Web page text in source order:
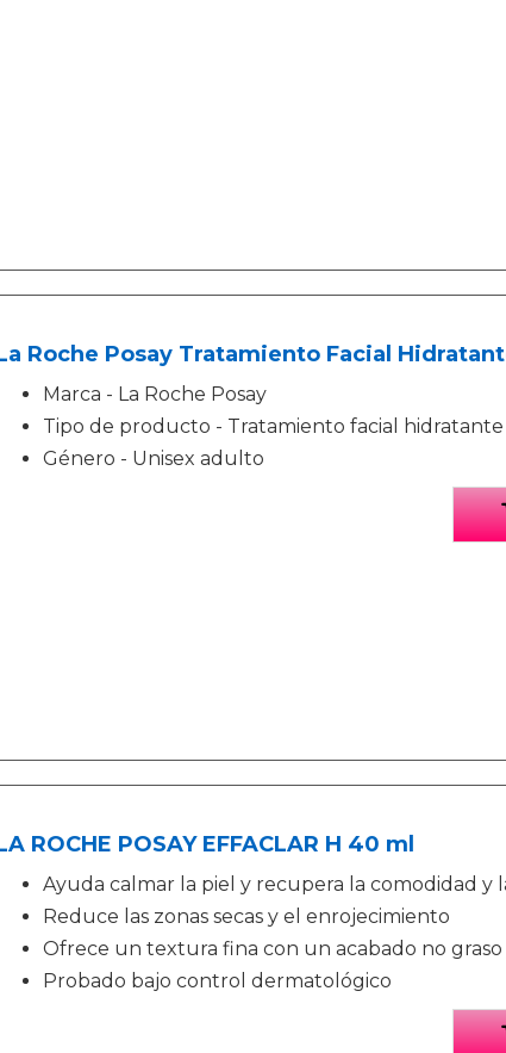
Roche Posay Tratamiento Facial
Marca - La Roche Posay
Tipo de producto - Tratamiento facial hidratante
Género - Unisex adulto
ROCHE POSAY EFFACLAR H 40 ml
Ayuda calmar la piel y recupera la comodidad y
Reduce las zonas secas y el enrojecimiento
Ofrece un textura fina con un acabado no graso
Probado bajo control dermatológico